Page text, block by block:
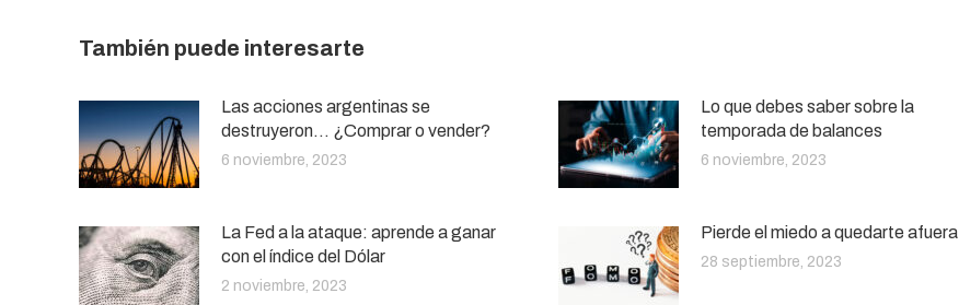
También puede interesarte
Las acciones argentinas se
destruyeron… ¿Comprar o vender?
6 noviembre, 2023
Lo que debes saber sobre la
temporada de balances
6 noviembre, 2023
La Fed a la ataque: aprende a ganar
con el índice del Dólar
2 noviembre, 2023
Pierde el miedo a quedarte afuera
28 septiembre, 2023